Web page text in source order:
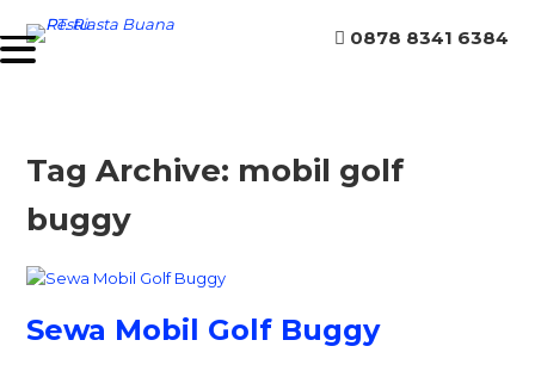
0878 8341 6384
Tag Archive: mobil golf
buggy
Sewa Mobil Golf Buggy